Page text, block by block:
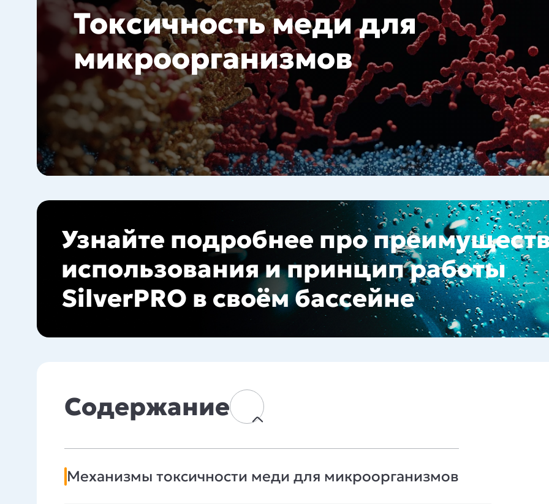
Токсичность меди для
микроорганизмов
Узнайте подробнее про
использования и принцип работы
SilverPRO в своём бассейне
Содержание
Механизмы токсичности меди для микроорганизмов